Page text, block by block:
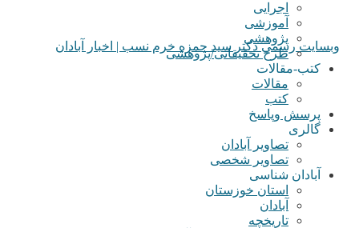
اجرایی
آموزشی
پژوهشی
طرح تحقیقاتی/پژوهشی
کتب-مقالات
مقالات
کتب
پرسش وپاسخ
گالری
تصاویر آبادان
تصاویر شخصی
آبادان شناسی
استان خوزستان
آبادان
تاریخچه